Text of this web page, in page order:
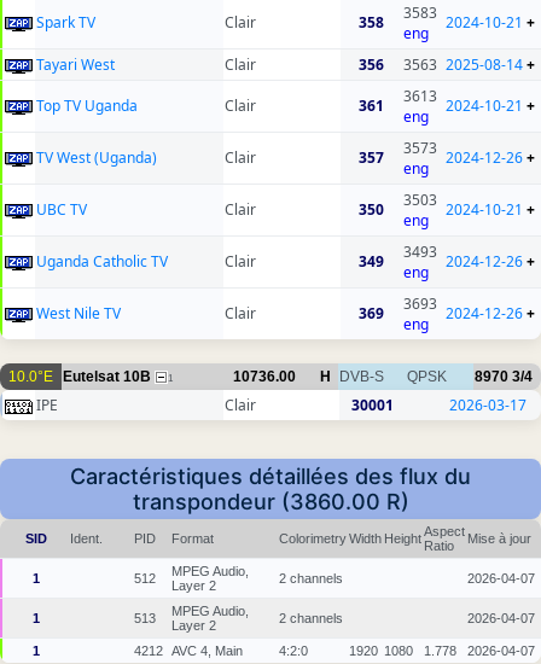
Spark TV Clair 358
3583
eng
2024-10-21 +
Tayari West Clair 356 3563 2025-08-14+
Top TV Uganda
Clair 361
3613
eng
2024-10-21 +
TV West (Uganda) Clair 357
3573
eng
2024-12-26+
UBC TV Clair 350
3503
eng
2024-10-21 +
Uganda Catholic TV Clair 349
3493
eng
2024-12-26+
West Nile TV Clair 369
3693
eng
2024-12-26+
10.0°E Eutelsat 10B 1 10736.00 H DVB-S QPSK 8970 3/4
IPE Clair 30001 2026-03-17
Caractéristiques détaillées des flux du
transpondeur (3860.00 R)
SID Ident. PID Format ColorimetryWidth HeightAspect
Ratio
Mise à jour
1 512
MPEG Audio,
Layer 2
2 channels 2026-04-07
1 513
MPEG Audio,
Layer 2
2 channels 2026-04-07
1 4212 AVC 4, Main 4:2:0 1920 1080 1.778 2026-04-07